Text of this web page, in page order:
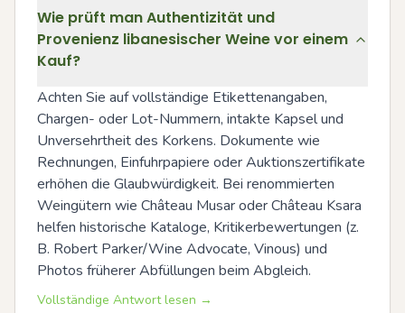
Wie prüft man Authentizität und
Provenienz libanesischer Weine vor einem
Kauf?
Achten Sie auf vollständige Etikettenangaben,
Chargen- oder Lot-Nummern, intakte Kapsel und
Unversehrtheit des Korkens. Dokumente wie
Rechnungen, Einfuhrpapiere oder Auktionszertifikate
erhöhen die Glaubwürdigkeit. Bei renommierten
Weingütern wie Château Musar oder Château Ksara
helfen historische Kataloge, Kritikerbewertungen (z.
B. Robert Parker/Wine Advocate, Vinous) und
Photos früherer Abfüllungen beim Abgleich.
Vollständige Antwort lesen →